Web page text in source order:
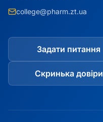
college@pharm.zt.ua
Задати питання
Скринька довіри